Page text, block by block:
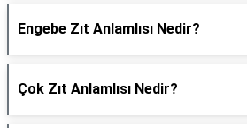
Engebe Zıt Anlamlısı Nedir?
Çok Zıt Anlamlısı Nedir?